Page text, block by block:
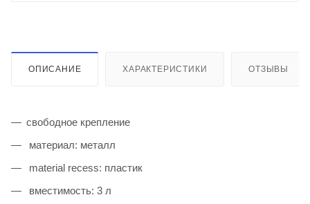
ОПИСАНИЕ ХАРАКТЕРИСТИКИ ОТЗЫВЫ
свободное крепление
материал: металл
material recess: пластик
вместимость: 3 л